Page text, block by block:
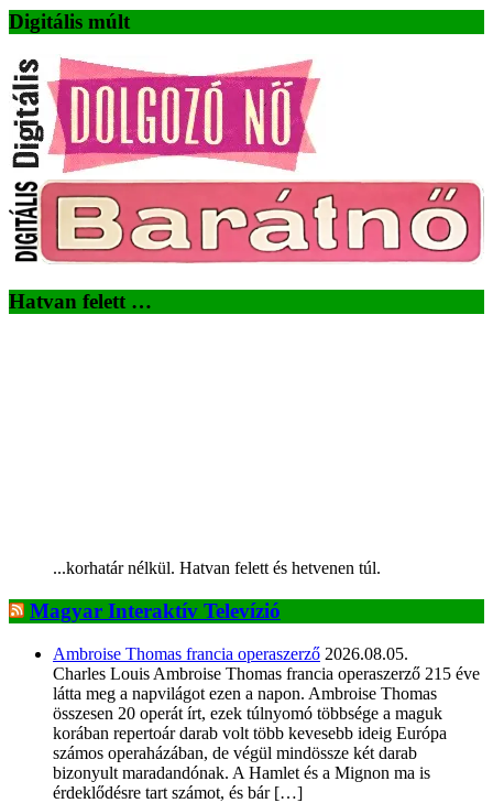
Digitális múlt
Hatvan felett …
...korhatár nélkül. Hatvan felett és hetvenen túl.
Magyar Interaktív Televízió
Ambroise Thomas francia operaszerző 2026.08.05.
Charles Louis Ambroise Thomas francia operaszerző 215 éve
látta meg a napvilágot ezen a napon. Ambroise Thomas
összesen 20 operát írt, ezek túlnyomó többsége a maguk
korában repertoár darab volt több kevesebb ideig Európa
számos operaházában, de végül mindössze két darab
bizonyult maradandónak. A Hamlet és a Mignon ma is
érdeklődésre tart számot, és bár […]